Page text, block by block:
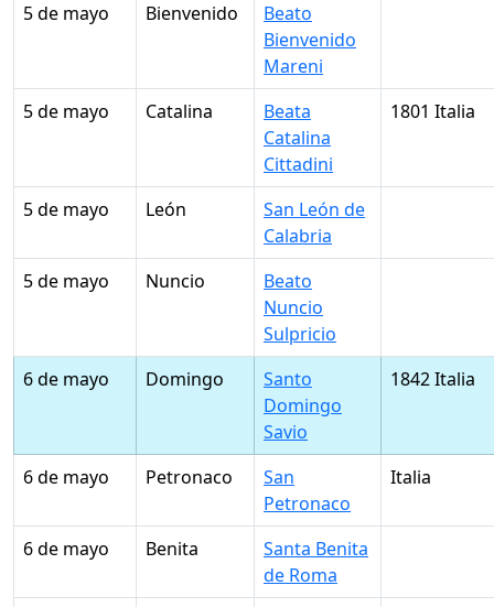
5 de mayo
Bienvenido
Beato
Bienvenido
Mareni
5 de mayo
Catalina
Beata
Catalina
Cittadini
1801 Italia
5 de mayo León
San León de
Calabria
5 de mayo
Nuncio
Beato
Nuncio
Sulpricio
6 de mayo
Domingo
Santo
Domingo
Savio
1842 Italia
6 de mayo Petronaco
San
Petronaco
Italia
6 de mayo Benita
Santa Benita
de Roma